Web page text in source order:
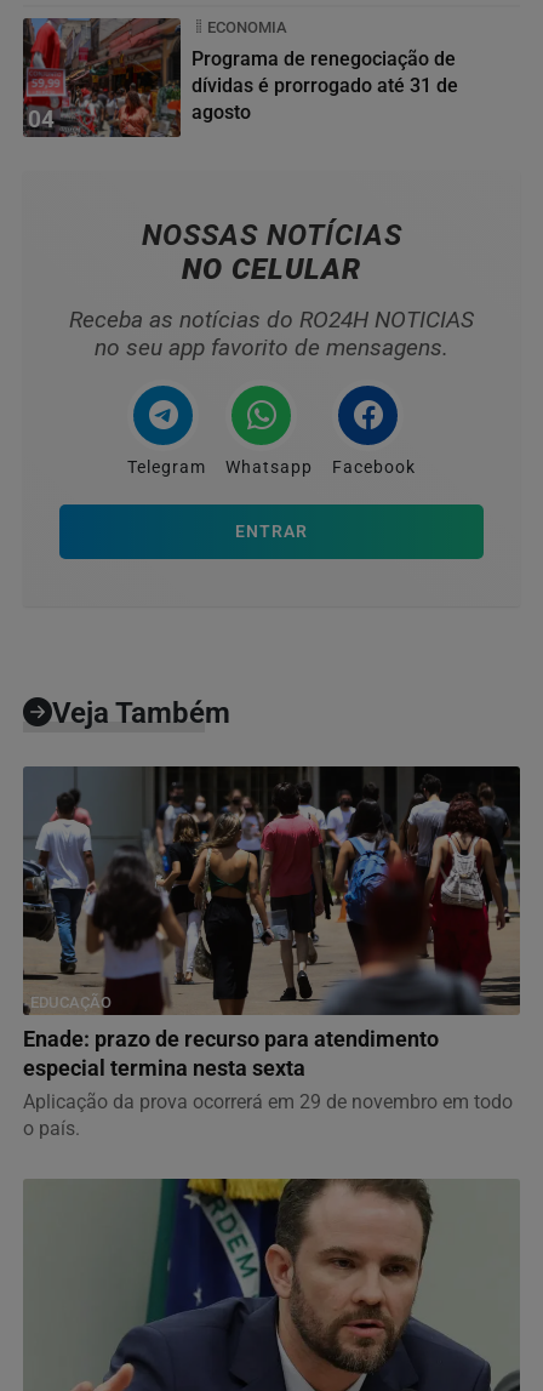
04
ECONOMIA
Programa de renegociação de
dívidas é prorrogado até 31 de
agosto
NOSSAS NOTÍCIAS
NO CELULAR
Receba as notícias do RO24H NOTICIAS
no seu app favorito de mensagens.
Telegram Whatsapp Facebook
ENTRAR
Veja Também
EDUCAÇÃO
Enade: prazo de recurso para atendimento
especial termina nesta sexta
Aplicação da prova ocorrerá em 29 de novembro em todo
o país.